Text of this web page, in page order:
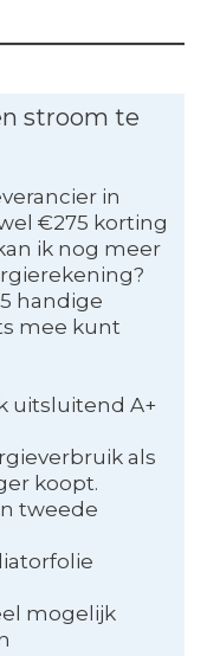
stroom te
in
€275 korting
ik nog meer
handige
mee kunt
uitsluitend A+
als
koopt.
tweede
mogelijk